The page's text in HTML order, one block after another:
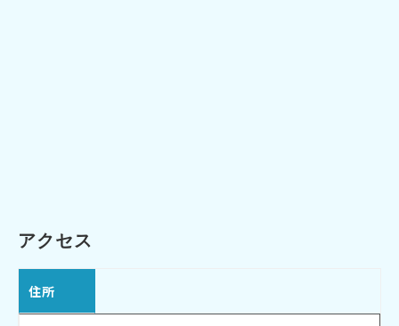
アクセス
住所